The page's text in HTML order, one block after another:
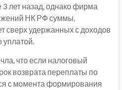
лет назад, однако фирма
НК РФ суммы,
сверх удержанных с доходов
уплатой.
что если налоговый
возврата переплаты по
с момента формирования